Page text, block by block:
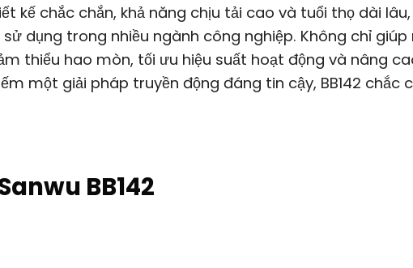
kế chắc chắn, khả năng chịu tải cao và tuổi thọ dài lâu,
dụng trong nhiều ngành công nghiệp. Không chỉ
thiểu hao mòn, tối ưu hiệu suất hoạt động và nâng
một giải pháp truyền động đáng tin cậy, BB142 chắc
BB142